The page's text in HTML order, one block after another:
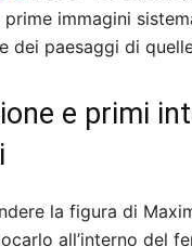
prime immagini
dei paesaggi di
e primi
la figura di
all’interno del